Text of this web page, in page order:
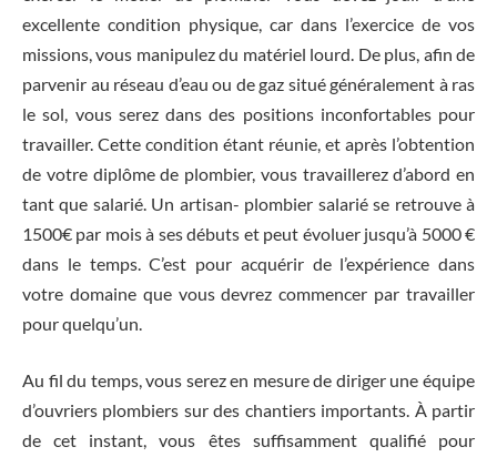
excellente condition physique, car dans l’exercice de vos
missions, vous manipulez du matériel lourd. De plus, afin de
parvenir au réseau d’eau ou de gaz situé généralement à ras
le sol, vous serez dans des positions inconfortables pour
travailler. Cette condition étant réunie, et après l’obtention
de votre diplôme de plombier, vous travaillerez d’abord en
tant que salarié. Un artisan- plombier salarié se retrouve à
1500€ par mois à ses débuts et peut évoluer jusqu’à 5000 €
dans le temps. C’est pour acquérir de l’expérience dans
votre domaine que vous devrez commencer par travailler
pour quelqu’un.
Au fil du temps, vous serez en mesure de diriger une équipe
d’ouvriers plombiers sur des chantiers importants. À partir
de cet instant, vous êtes suffisamment qualifié pour